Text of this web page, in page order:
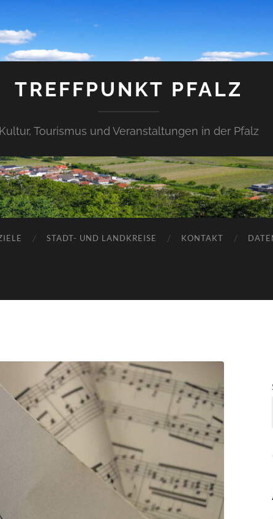
TREFFPUNKT PFALZ
Kultur, Tourismus und Veranstaltungen in der Pfalz
STADT- UND LANDKREISE KONTAKT